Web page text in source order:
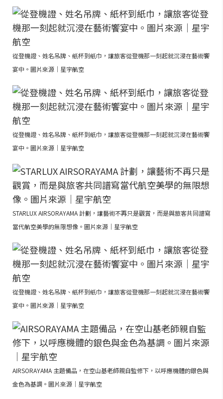
從登機證、姓名吊牌、紙杯到紙巾，讓旅客從登機那一刻起就沉浸在藝術饗
宴中。圖片來源｜星宇航空
從登機證、姓名吊牌、紙杯到紙巾，讓旅客從登機那一刻起就沉浸在藝術饗
宴中。圖片來源｜星宇航空
STARLUX AIRSORAYAMA 計劃，讓藝術不再只是觀賞，而是與旅客共同譜寫
當代航空美學的無限想像。圖片來源｜星宇航空
從登機證、姓名吊牌、紙杯到紙巾，讓旅客從登機那一刻起就沉浸在藝術饗
宴中。圖片來源｜星宇航空
AIRSORAYAMA 主題備品，在空山基老師親自監修下，以呼應機體的銀色與
金色為基調。圖片來源｜星宇航空